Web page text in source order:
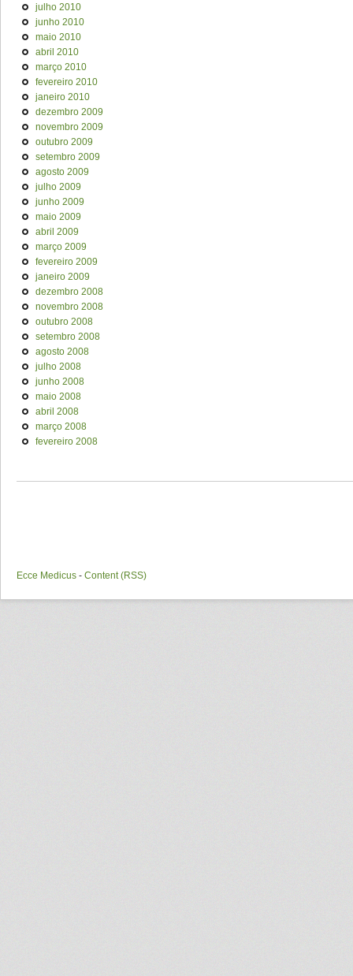
julho 2010
junho 2010
maio 2010
abril 2010
março 2010
fevereiro 2010
janeiro 2010
dezembro 2009
novembro 2009
outubro 2009
setembro 2009
agosto 2009
julho 2009
junho 2009
maio 2009
abril 2009
março 2009
fevereiro 2009
janeiro 2009
dezembro 2008
novembro 2008
outubro 2008
setembro 2008
agosto 2008
julho 2008
junho 2008
maio 2008
abril 2008
março 2008
fevereiro 2008
Ecce Medicus - Content (RSS)